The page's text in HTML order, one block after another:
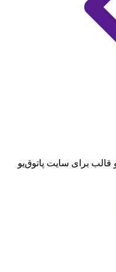
قالب برای سایت پاتوق‌یو